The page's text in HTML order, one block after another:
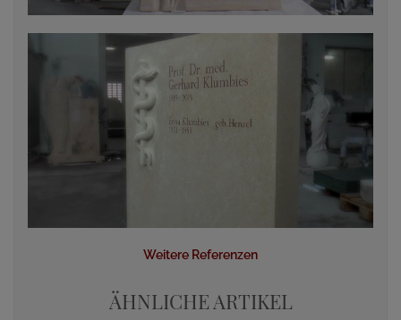
Weitere Referenzen
ÄHNLICHE ARTIKEL